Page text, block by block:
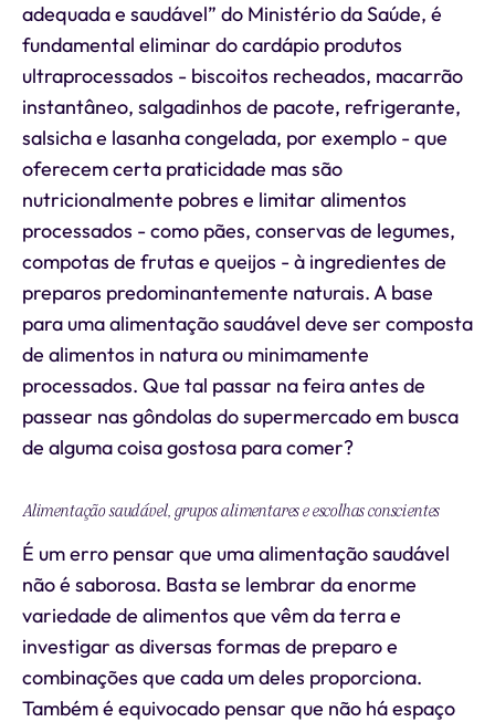
adequada e saudável” do Ministério da Saúde, é
fundamental eliminar do cardápio produtos
ultraprocessados - biscoitos recheados, macarrão
instantâneo, salgadinhos de pacote, refrigerante,
salsicha e lasanha congelada, por exemplo - que
oferecem certa praticidade mas são
nutricionalmente pobres e limitar alimentos
processados - como pães, conservas de legumes,
compotas de frutas e queijos - à ingredientes de
preparos predominantemente naturais. A base
para uma alimentação saudável deve ser composta
de alimentos in natura ou minimamente
processados. Que tal passar na feira antes de
passear nas gôndolas do supermercado em busca
de alguma coisa gostosa para comer?
Alimentação saudável, grupos alimentares e escolhas conscientes
É um erro pensar que uma alimentação saudável
não é saborosa. Basta se lembrar da enorme
variedade de alimentos que vêm da terra e
investigar as diversas formas de preparo e
combinações que cada um deles proporciona.
Também é equivocado pensar que não há espaço